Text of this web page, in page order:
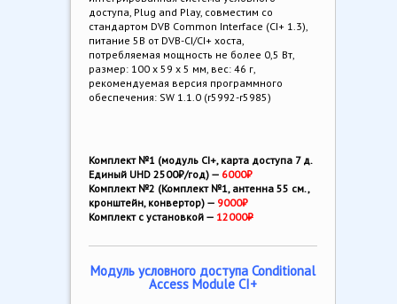
доступа, Plug and Play, совместим со
стандартом DVB Common Interface (CI+ 1.3),
питание 5В от DVB-CI/CI+ хоста,
потребляемая мощность не более 0,5 Вт,
размер: 100 х 59 х 5 мм, вес: 46 г,
рекомендуемая версия программного
обеспечения: SW 1.1.0 (r5992-r5985)
Комплект №1 (модуль CI+, карта доступа 7 д.
Единый UHD 2500₽/год) — 6000₽
Комплект №2 (Комплект №1, антенна 55 см.,
кронштейн, конвертор) — 9000₽
Комплект с установкой —12000₽
Модуль условного доступа Conditional
Access Module CI+